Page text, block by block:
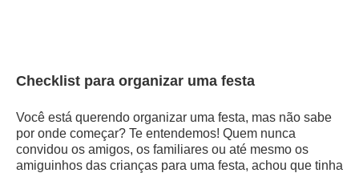
Checklist para organizar uma festa
Você está querendo organizar uma festa, mas não sabe
por onde começar? Te entendemos! Quem nunca
convidou os amigos, os familiares ou até mesmo os
amiguinhos das crianças para uma festa, achou que tinha